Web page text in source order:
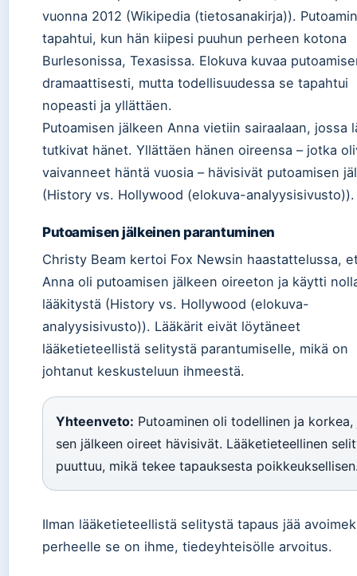
vuonna 2012 (Wikipedia (tietosanakirja)).
tapahtui, kun hän kiipesi puuhun perheen kotona
Burlesonissa, Texasissa. Elokuva kuvaa
dramaattisesti, mutta todellisuudessa se tapahtui
nopeasti ja yllättäen.
Putoamisen jälkeen Anna vietiin sairaalaan, jossa
tutkivat hänet. Yllättäen hänen oireensa – jotka
vaivanneet häntä vuosia – hävisivät putoamisen
(History vs. Hollywood (elokuva-analyysisivusto)).
Putoamisen jälkeinen parantuminen
Christy Beam kertoi Fox Newsin haastattelussa,
Anna oli putoamisen jälkeen oireeton ja käytti
lääkitystä (History vs. Hollywood (elokuva-
analyysisivusto)). Lääkärit eivät löytäneet
lääketieteellistä selitystä parantumiselle, mikä on
johtanut keskusteluun ihmeestä.
Yhteenveto: Putoaminen oli todellinen ja korkea,
sen jälkeen oireet hävisivät. Lääketieteellinen
puuttuu, mikä tekee tapauksesta
Ilman lääketieteellistä selitystä tapaus jää
perheelle se on ihme, tiedeyhteisölle arvoitus.